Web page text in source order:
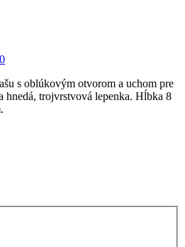
0
s oblúkovým otvorom a uchom pre
hnedá, trojvrstvová lepenka. Hĺbka 8